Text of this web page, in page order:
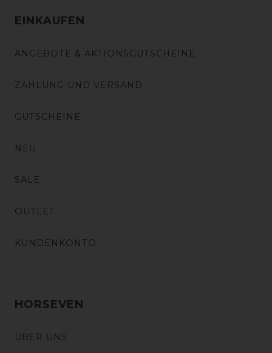
EINKAUFEN
ANGEBOTE & AKTIONSGUTSCHEINE
ZAHLUNG UND VERSAND
GUTSCHEINE
NEU
SALE
OUTLET
KUNDENKONTO
HORSEVEN
ÜBER UNS